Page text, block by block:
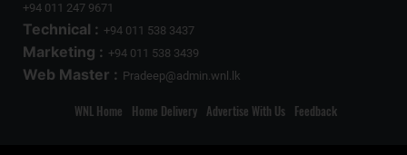
+94 011 247 9671
Technical : +94 011 538 3437
Marketing : +94 011 538 3439
Web Master : Pradeep@admin.wnl.lk
WNL Home Home Delivery Advertise With Us Feedback